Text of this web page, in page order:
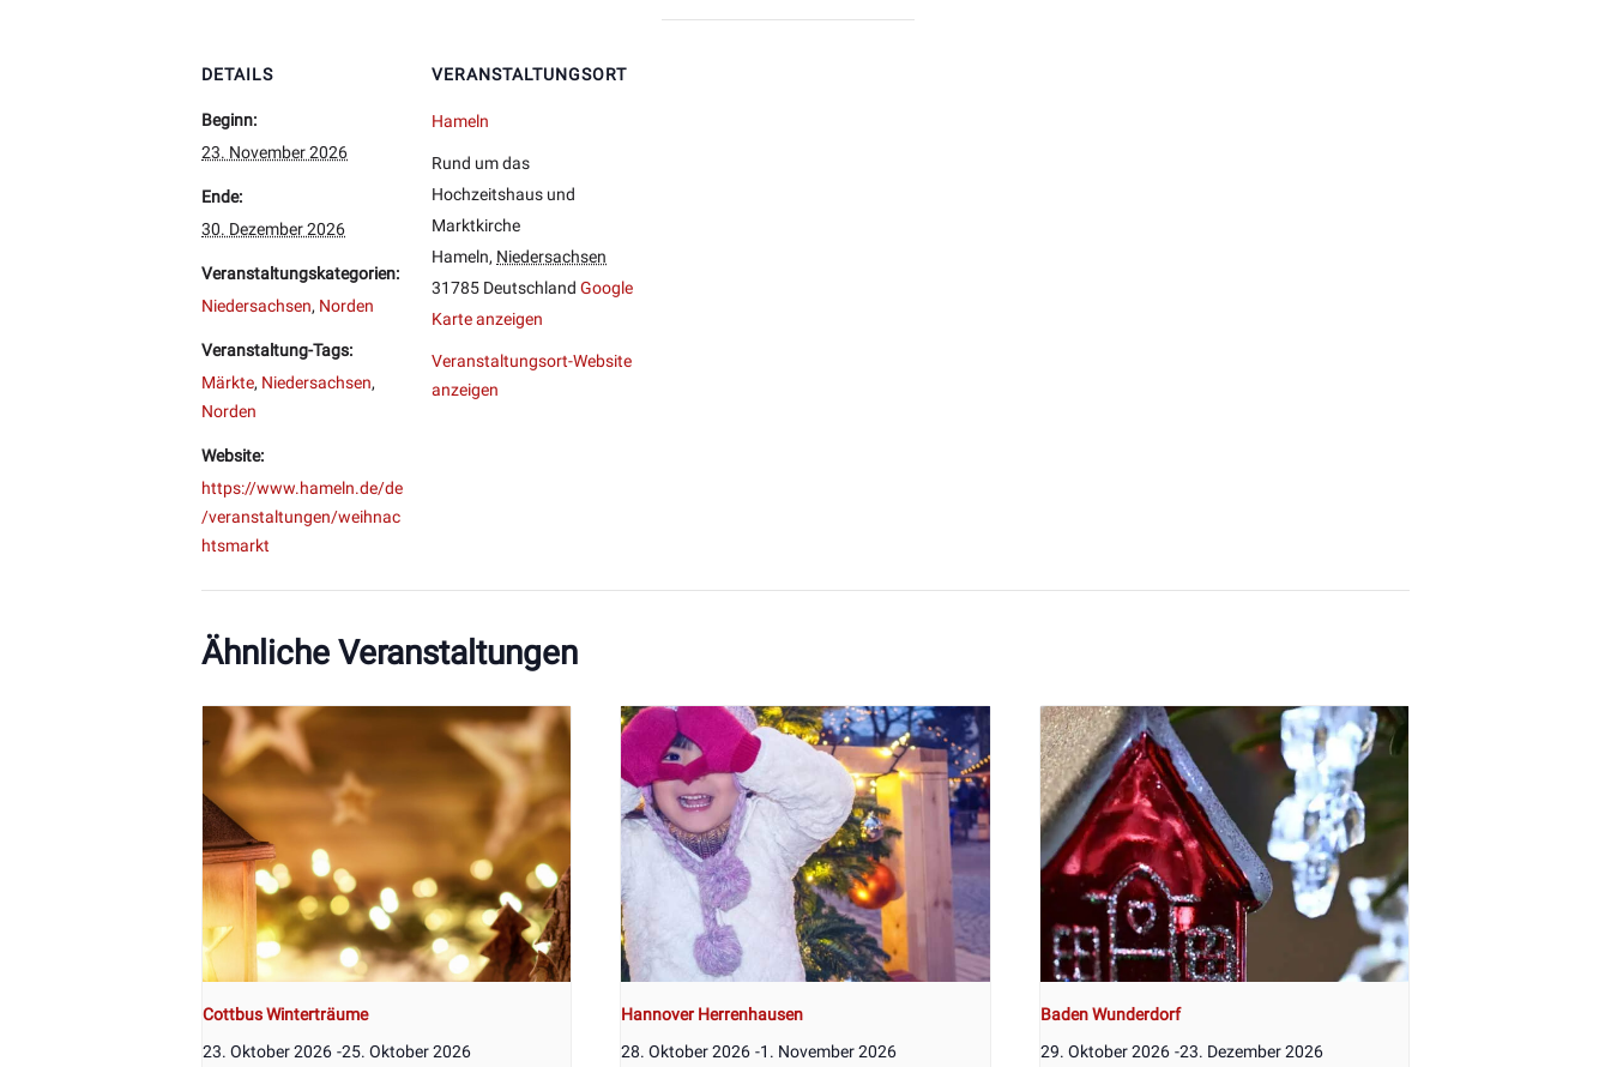
DETAILS
Beginn:
23. November 2026
Ende:
30. Dezember 2026
Veranstaltungskategorien:
Niedersachsen, Norden
Veranstaltung-Tags:
Märkte, Niedersachsen,
Norden
Website:
https://www.hameln.de/de
/veranstaltungen/weihnac
htsmarkt
VERANSTALTUNGSORT
Hameln
Rund um das
Hochzeitshaus und
Marktkirche
Hameln, Niedersachsen
31785 Deutschland Google
Karte anzeigen
Veranstaltungsort-Website
anzeigen
Ähnliche Veranstaltungen
Cottbus Winterträume
23. Oktober 2026 -25. Oktober 2026
Hannover Herrenhausen
28. Oktober 2026 -1. November 2026
Baden Wunderdorf
29. Oktober 2026 -23. Dezember 2026